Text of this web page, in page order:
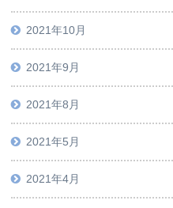
2021年10月
2021年9月
2021年8月
2021年5月
2021年4月